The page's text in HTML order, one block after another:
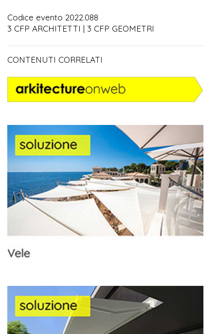
Codice evento 2022.088
3 CFP ARCHITETTI | 3 CFP GEOMETRI
CONTENUTI CORRELATI